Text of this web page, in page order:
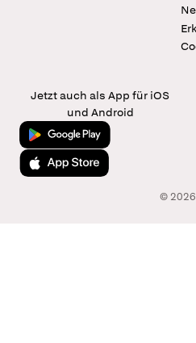
Jetzt auch als App für iOS
und Android
Jetzt bei Google Play
Laden im App Store
©